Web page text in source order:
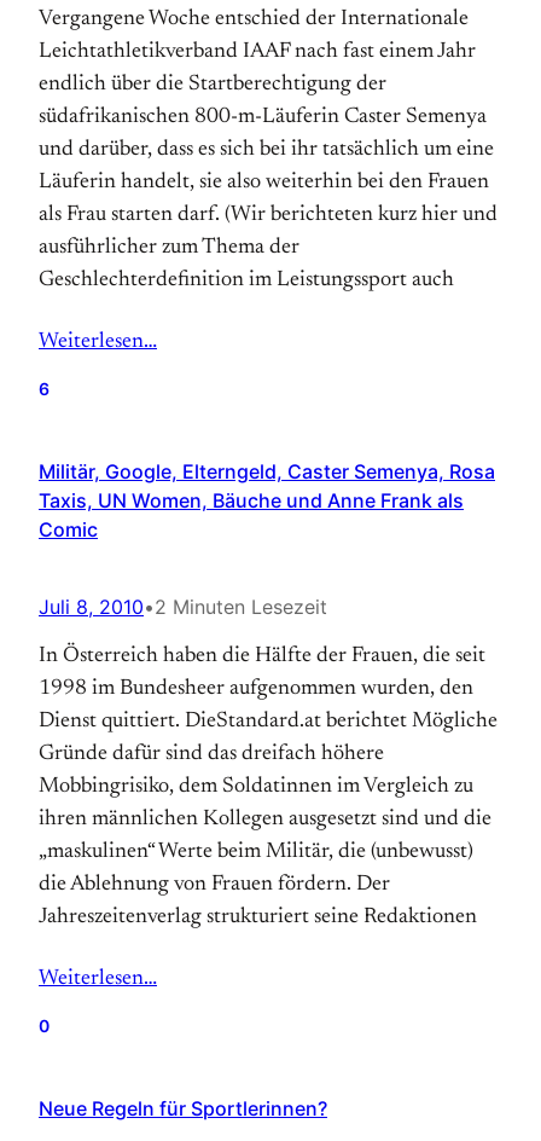
Vergangene Woche entschied der Internationale
Leichtathletikverband IAAF nach fast einem Jahr
endlich über die Startberechtigung der
südafrikanischen 800-m-Läuferin Caster Semenya
und darüber, dass es sich bei ihr tatsächlich um eine
Läuferin handelt, sie also weiterhin bei den Frauen
als Frau starten darf. (Wir berichteten kurz hier und
ausführlicher zum Thema der
Geschlechterdefinition im Leistungssport auch
Weiterlesen…
6
Militär, Google, Elterngeld, Caster Semenya, Rosa
Taxis, UN Women, Bäuche und Anne Frank als
Comic
Juli 8, 2010•2 Minuten Lesezeit
In Österreich haben die Hälfte der Frauen, die seit
1998 im Bundesheer aufgenommen wurden, den
Dienst quittiert. DieStandard.at berichtet Mögliche
Gründe dafür sind das dreifach höhere
Mobbingrisiko, dem Soldatinnen im Vergleich zu
ihren männlichen Kollegen ausgesetzt sind und die
„maskulinen“ Werte beim Militär, die (unbewusst)
die Ablehnung von Frauen fördern. Der
Jahreszeitenverlag strukturiert seine Redaktionen
Weiterlesen…
0
Neue Regeln für Sportlerinnen?